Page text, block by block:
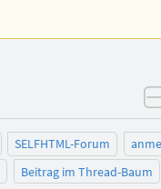
SELFHTML-Forum
Beitrag im Thread-Baum